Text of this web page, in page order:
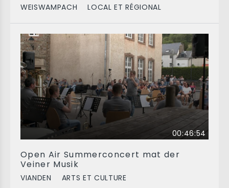
WEISWAMPACH LOCAL ET RÉGIONAL
00:46:54
Open Air Summerconcert mat der
Veiner Musik
VIANDEN ARTS ET CULTURE